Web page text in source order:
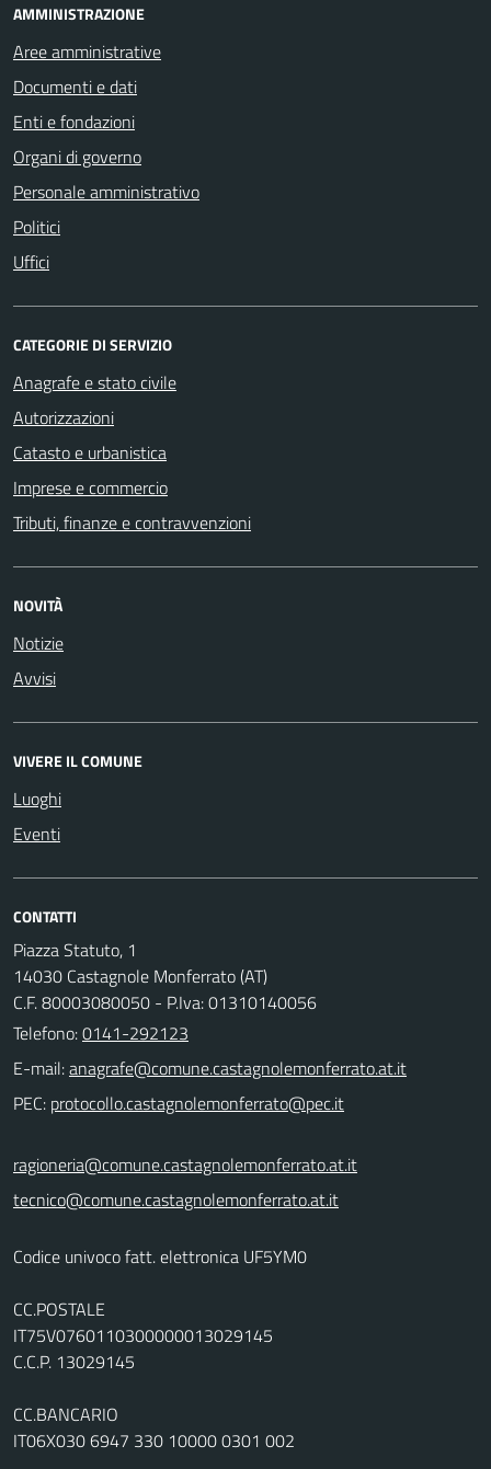
AMMINISTRAZIONE
Aree amministrative
Documenti e dati
Enti e fondazioni
Organi di governo
Personale amministrativo
Politici
Uffici
CATEGORIE DI SERVIZIO
Anagrafe e stato civile
Autorizzazioni
Catasto e urbanistica
Imprese e commercio
Tributi, finanze e contravvenzioni
NOVITÀ
Notizie
Avvisi
VIVERE IL COMUNE
Luoghi
Eventi
CONTATTI
Piazza Statuto, 1
14030 Castagnole Monferrato (AT)
C.F. 80003080050 - P.Iva: 01310140056
Telefono:0141-292123
E-mail:
PEC:
ragioneria@comune.castagnolemonferrato.at.it
tecnico@comune.castagnolemonferrato.at.it
Codice univoco fatt. elettronica UF5YM0
CC.POSTALE
IT75V0760110300000013029145
C.C.P. 13029145
CC.BANCARIO
IT06X030 6947 330 10000 0301 002